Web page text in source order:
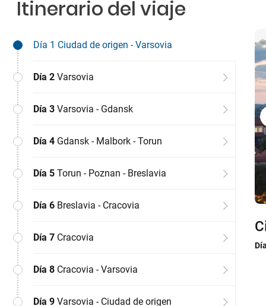
Itinerario del viaje
Día 1 Ciudad de origen - Varsovia
Día 2 Varsovia
Día 3 Varsovia - Gdansk
Día 4 Gdansk - Malbork - Torun
Día 5 Torun - Poznan - Breslavia
Día 6 Breslavia - Cracovia
Día 7 Cracovia
Día 8 Cracovia - Varsovia
Día 9 Varsovia - Ciudad de origen